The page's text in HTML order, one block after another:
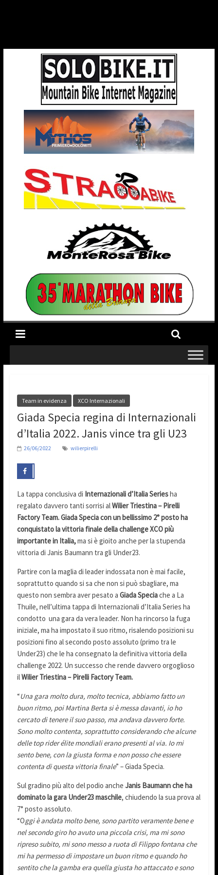
Team in evidenza XCO Internazionali
Giada Specia regina di Internazionali
d’Italia 2022. Janis vince tra gli U23
26/06/2022 wilierpirelli
La tappa conclusiva di Internazionali d’Italia Seriesha
regalato davvero tanti sorrisi alWilier Triestina – Pirelli
Factory Team.Giada Specia con un bellissimo 2° posto ha
conquistato la vittoria finale della challengeXCO più
importante in Italia,ma si è gioito anche per la stupenda
vittoria di Janis Baumann tra gli Under23.
Partire con la maglia di leader indossata non è mai facile,
soprattutto quando si sa che non si può sbagliare, ma
questo non sembra aver pesato a Giada Speciache a La
Thuile, nell’ultima tappa di Internazionali d’Italia Series ha
condotto una gara da vera leader. Non ha rincorso la fuga
iniziale, ma ha impostato il suo ritmo, risalendo posizioni su
posizioni fino al secondo posto assoluto (primo tra le
Under23) che le ha consegnato la definitiva vittoria della
challenge 2022. Un successo che rende davvero orgoglioso
ilWilier Triestina – Pirelli Factory Team.
“Una gara molto dura, molto tecnica, abbiamo fatto un
buon ritmo, poi Martina Berta si è messa davanti, io ho
cercato di tenere il suo passo, ma andava davvero forte.
Sono molto contenta, soprattutto considerando che alcune
delle top rider élite mondiali erano presenti al via. Io mi
sento bene, con la giusta forma e non posso che essere
contenta di questa vittoria finale” – Giada Specia.
Sul gradino più alto del podio anche Janis Baumann che ha
dominato la gara Under23 maschile, chiudendo la sua prova al
7° posto assoluto.
“Oggi è andata molto bene, sono partito veramente bene e
nel secondo giro ho avuto una piccola crisi, ma mi sono
ripreso subito, mi sono messo a ruota di Filippo fontana che
mi ha permesso di impostare un buon ritmo e quando ho
sentito che la gamba era quella giusta ho attaccato e sono